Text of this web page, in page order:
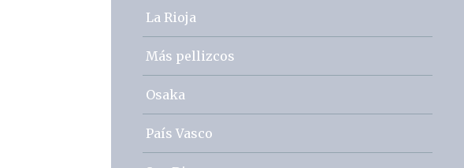
La Rioja
Más pellizcos
Osaka
País Vasco